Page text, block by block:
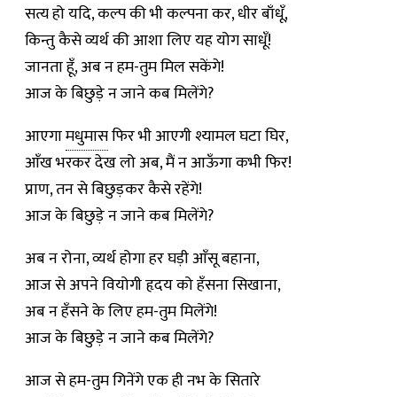
सत्य हो यदि, कल्प की भी कल्पना कर, धीर बाँधूँ,
किन्तु कैसे व्यर्थ की आशा लिए यह योग साधूँ!
जानता हूँ, अब न हम-तुम मिल सकेंगे!
आज के बिछुड़े न जाने कब मिलेंगे?
आएगामधुमासफिर भी आएगी श्यामल घटा घिर,
आँख भरकर देख लो अब, मैं न आऊँगा कभी फिर!
प्राण, तन से बिछुड़कर कैसे रहेंगे!
आज के बिछुड़े न जाने कब मिलेंगे?
अब न रोना, व्यर्थ होगा हर घड़ी आँसू बहाना,
आज से अपने वियोगी हृदय को हँसना सिखाना,
अब न हँसने के लिए हम-तुम मिलेंगे!
आज के बिछुड़े न जाने कब मिलेंगे?
आज से हम-तुम गिनेंगे एक ही नभ के सितारे